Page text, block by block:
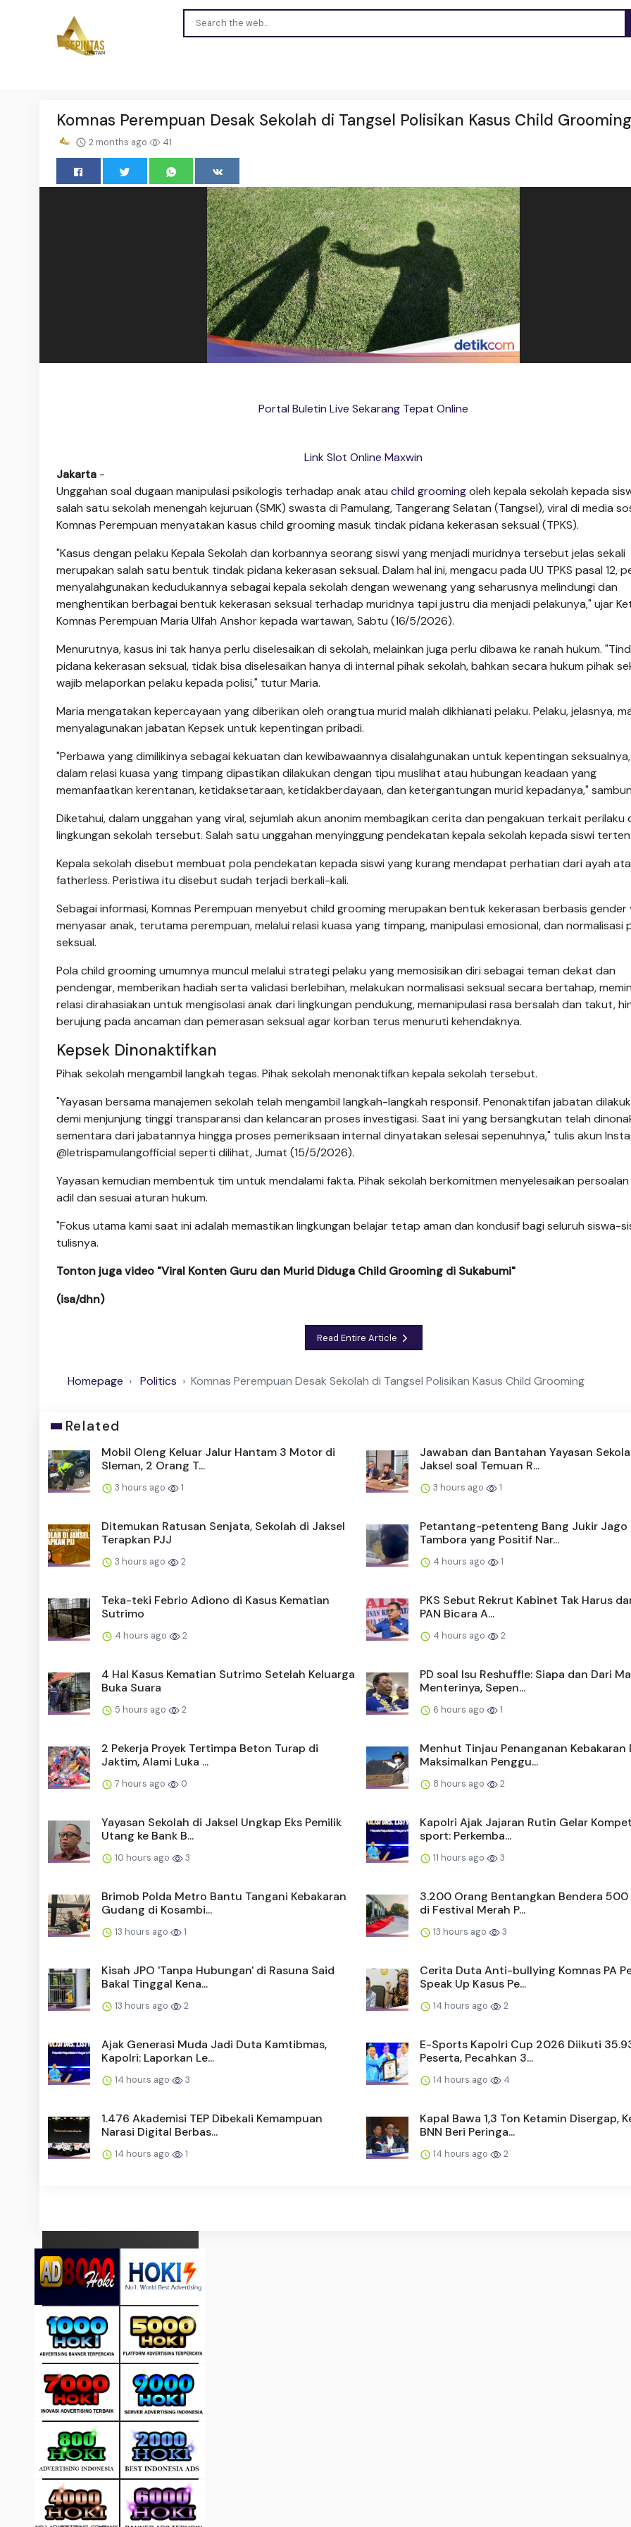
Komnas Perempuan Desak Sekolah di Tangsel Polisikan Kasus Child Grooming
2 months ago 41
Portal Buletin Live Sekarang Tepat Online
Link Slot Online Maxwin
Jakarta -
Unggahan soal dugaan manipulasi psikologis terhadap anak atau child groomingoleh kepala sekolah kepada
salah satu sekolah menengah kejuruan (SMK) swasta di Pamulang, Tangerang Selatan (Tangsel), viral di media
Komnas Perempuan menyatakan kasus child grooming masuk tindak pidana kekerasan seksual (TPKS).
"Kasus dengan pelaku Kepala Sekolah dan korbannya seorang siswi yang menjadi muridnya tersebut jelas sekali
merupakan salah satu bentuk tindak pidana kekerasan seksual. Dalam hal ini, mengacu pada UU TPKS pasal 12,
menyalahgunakan kedudukannya sebagai kepala sekolah dengan wewenang yang seharusnya melindungi dan
menghentikan berbagai bentuk kekerasan seksual terhadap muridnya tapi justru dia menjadi pelakunya," ujar
Komnas Perempuan Maria Ulfah Anshor kepada wartawan, Sabtu (16/5/2026).
Menurutnya, kasus ini tak hanya perlu diselesaikan di sekolah, melainkan juga perlu dibawa ke ranah hukum.
pidana kekerasan seksual, tidak bisa diselesaikan hanya di internal pihak sekolah, bahkan secara hukum pihak
wajib melaporkan pelaku kepada polisi," tutur Maria.
Maria mengatakan kepercayaan yang diberikan oleh orangtua murid malah dikhianati pelaku. Pelaku, jelasnya,
menyalagunakan jabatan Kepsek untuk kepentingan pribadi.
"Perbawa yang dimilikinya sebagai kekuatan dan kewibawaannya disalahgunakan untuk kepentingan
dalam relasi kuasa yang timpang dipastikan dilakukan dengan tipu muslihat atau hubungan keadaan yang
memanfaatkan kerentanan, ketidaksetaraan, ketidakberdayaan, dan ketergantungan murid kepadanya,"
Diketahui, dalam unggahan yang viral, sejumlah akun anonim membagikan cerita dan pengakuan terkait perilaku
lingkungan sekolah tersebut. Salah satu unggahan menyinggung pendekatan kepala sekolah kepada siswi
Kepala sekolah disebut membuat pola pendekatan kepada siswi yang kurang mendapat perhatian dari ayah
fatherless. Peristiwa itu disebut sudah terjadi berkali-kali.
Sebagai informasi, Komnas Perempuan menyebut child grooming merupakan bentuk kekerasan berbasis gender
menyasar anak, terutama perempuan, melalui relasi kuasa yang timpang, manipulasi emosional, dan normalisasi
seksual.
Pola child grooming umumnya muncul melalui strategi pelaku yang memosisikan diri sebagai teman dekat dan
pendengar, memberikan hadiah serta validasi berlebihan, melakukan normalisasi seksual secara bertahap,
relasi dirahasiakan untuk mengisolasi anak dari lingkungan pendukung, memanipulasi rasa bersalah dan takut,
berujung pada ancaman dan pemerasan seksual agar korban terus menuruti kehendaknya.
Kepsek Dinonaktifkan
Pihak sekolah mengambil langkah tegas. Pihak sekolah menonaktifkan kepala sekolah tersebut.
"Yayasan bersama manajemen sekolah telah mengambil langkah-langkah responsif. Penonaktifan jabatan
demi menjunjung tinggi transparansi dan kelancaran proses investigasi. Saat ini yang bersangkutan telah
sementara dari jabatannya hingga proses pemeriksaan internal dinyatakan selesai sepenuhnya," tulis akun
@letrispamulangofficial seperti dilihat, Jumat (15/5/2026).
Yayasan kemudian membentuk tim untuk mendalami fakta. Pihak sekolah berkomitmen menyelesaikan
adil dan sesuai aturan hukum.
"Fokus utama kami saat ini adalah memastikan lingkungan belajar tetap aman dan kondusif bagi seluruh siswa-
tulisnya.
Tonton juga video "Viral Konten Guru dan Murid Diduga Child Grooming di Sukabumi"
(isa/dhn)
Read Entire Article
Homepage Politics Komnas Perempuan Desak Sekolah di Tangsel Polisikan Kasus Child Grooming
Related
Mobil Oleng Keluar Jalur Hantam 3 Motor di
Sleman, 2 Orang T...
3 hours ago 1
Jawaban dan Bantahan Yayasan
Jaksel soal Temuan R...
3 hours ago 1
Ditemukan Ratusan Senjata, Sekolah di Jaksel
Terapkan PJJ
3 hours ago 2
Petantang-petenteng Bang Jukir Jago
Tambora yang Positif Nar...
4 hours ago 1
Teka-teki Febrio Adiono di Kasus Kematian
Sutrimo
4 hours ago 2
PKS Sebut Rekrut Kabinet Tak Harus
PAN Bicara A...
4 hours ago 2
4 Hal Kasus Kematian Sutrimo Setelah Keluarga
Buka Suara
5 hours ago 2
PD soal Isu Reshuffle: Siapa dan Dari
Menterinya, Sepen...
6 hours ago 1
2 Pekerja Proyek Tertimpa Beton Turap di
Jaktim, Alami Luka ...
7 hours ago 0
Menhut Tinjau Penanganan Kebakaran
Maksimalkan Penggu...
8 hours ago 2
Yayasan Sekolah di Jaksel Ungkap Eks Pemilik
Utang ke Bank B...
10 hours ago 3
Kapolri Ajak Jajaran Rutin Gelar
sport: Perkemba...
11 hours ago 3
Brimob Polda Metro Bantu Tangani Kebakaran
Gudang di Kosambi...
13 hours ago 1
3.200 Orang Bentangkan Bendera
di Festival Merah P...
13 hours ago 3
Kisah JPO 'Tanpa Hubungan' di Rasuna Said
Bakal Tinggal Kena...
13 hours ago 2
Cerita Duta Anti-bullying Komnas PA
Speak Up Kasus Pe...
14 hours ago 2
Ajak Generasi Muda Jadi Duta Kamtibmas,
Kapolri: Laporkan Le...
14 hours ago 3
E-Sports Kapolri Cup 2026 Diikuti
Peserta, Pecahkan 3...
14 hours ago 4
1.476 Akademisi TEP Dibekali Kemampuan
Narasi Digital Berbas...
14 hours ago 1
Kapal Bawa 1,3 Ton Ketamin Disergap,
BNN Beri Peringa...
14 hours ago 2